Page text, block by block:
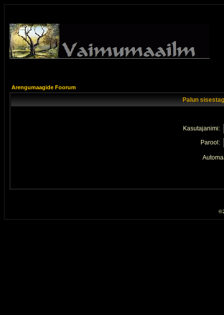
Arengumaagide Foorum
Palun
Kasutajanimi:
Parool:
©